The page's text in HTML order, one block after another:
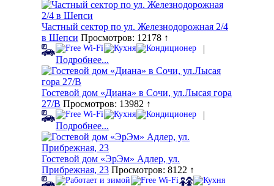
Частный сектор по ул. Железнодорожная 2/4
в Шепси Просмотров: 12178 ↑
|
Подробнее...
Гостевой дом «Диана» в Сочи, ул.Лысая гора
27/В Просмотров: 13982 ↑
|
Подробнее...
Гостевой дом «ЭрЭм» Адлер, ул.
Прибрежная, 23 Просмотров: 8122 ↑